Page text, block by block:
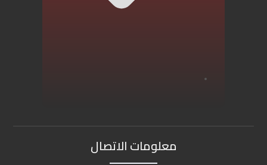
معلومات الاتصال